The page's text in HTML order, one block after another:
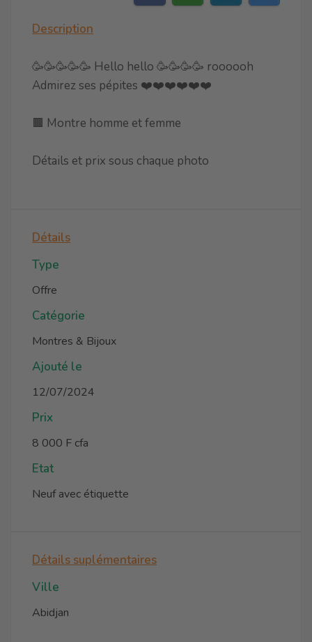
Description
🥳🥳🥳🥳🥳 Hello hello 🥳🥳🥳🥳 roooooh
Admirez ses pépites ❤️❤️❤️❤️❤️❤️
🟫 Montre homme et femme
Détails et prix sous chaque photo
Détails
Type
Offre
Catégorie
Montres & Bijoux
Ajouté le
12/07/2024
Prix
8 000 F cfa
Etat
Neuf avec étiquette
Détails suplémentaires
Ville
Abidjan